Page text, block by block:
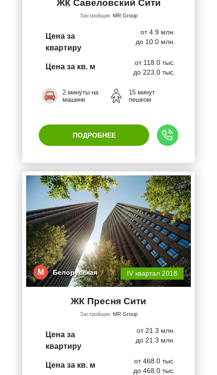
ЖК Савеловский Сити
Застройщик: MR Group
Цена за
квартиру
от 4.9 млн.
до 10.0 млн.
Цена за кв. м
от 118.0 тыс.
до 223.0 тыс.
2 минуты на
машине
15 минут
пешком
ПОДРОБНЕЕ
М Белорусская IV квартал 2018
ЖК Пресня Сити
Застройщик: MR Group
Цена за
квартиру
от 21.3 млн.
до 21.3 млн.
Цена за кв. м
от 468.0 тыс.
до 468.0 тыс.